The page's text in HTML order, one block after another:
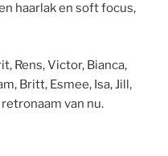
haarlak en soft focus,
Rens, Victor, Bianca,
Britt, Esmee, Isa, Jill,
van nu.